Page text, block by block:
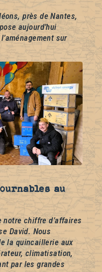
près de Nantes,
aujourd’hui
sur
au
chiffre d’affaires
David. Nous
la quincaillerie aux
climatisation,
par les grandes